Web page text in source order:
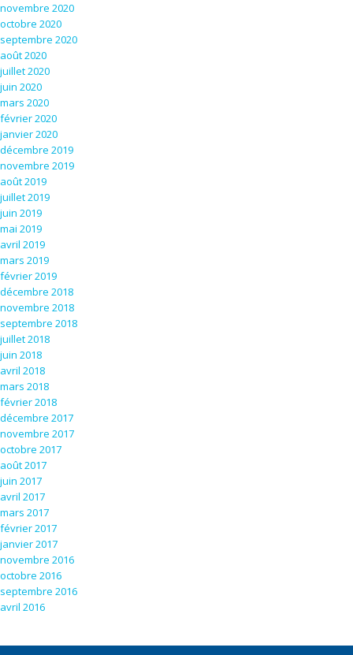
novembre 2020
octobre 2020
septembre 2020
août 2020
juillet 2020
juin 2020
mars 2020
février 2020
janvier 2020
décembre 2019
novembre 2019
août 2019
juillet 2019
juin 2019
mai 2019
avril 2019
mars 2019
février 2019
décembre 2018
novembre 2018
septembre 2018
juillet 2018
juin 2018
avril 2018
mars 2018
février 2018
décembre 2017
novembre 2017
octobre 2017
août 2017
juin 2017
avril 2017
mars 2017
février 2017
janvier 2017
novembre 2016
octobre 2016
septembre 2016
avril 2016